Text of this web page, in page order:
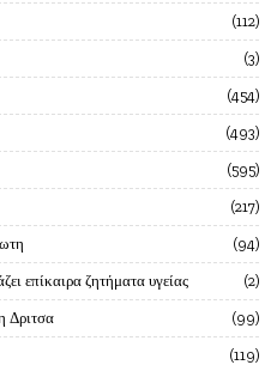
112
3
454
493
595
217
94
επίκαιρα ζητήματα υγείας 2
Δριτσα 99
119